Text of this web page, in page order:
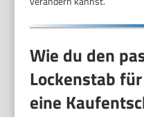
Wie du den
Lockenstab
eine